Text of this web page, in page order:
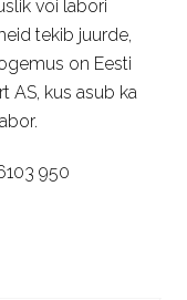
või labori
tekib juurde,
on Eesti
AS, kus asub ka
950